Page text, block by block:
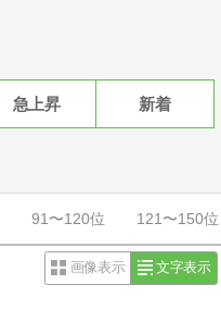
急上昇 新着
91〜120位 121〜150位
画像表示 文字表示